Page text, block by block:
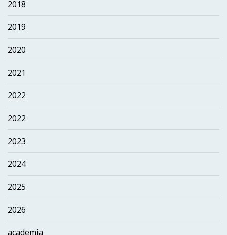
2018
2019
2020
2021
2022
2022
2023
2024
2025
2026
academia